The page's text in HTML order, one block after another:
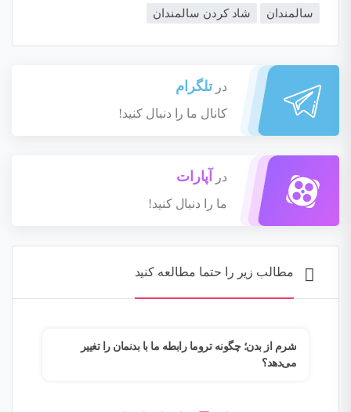
سالمندان شاد کردن سالمندان
در تلگرام
کانال ما را دنبال کنید!
در آپارات
ما را دنبال کنید!
مطالب زیر را حتما مطالعه کنید
شرم از بدن؛ چگونه تروما رابطه ما با بدنمان را تغییر
می‌دهد؟